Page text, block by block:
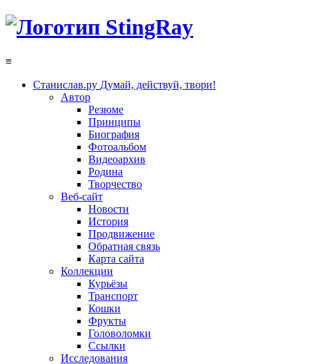
≡
Станислав.ру Думай, действуй, твори!
Автор
Резюме
Принципы
Биография
Фотоальбом
Видеоархив
Родина
Творчество
Веб-сайт
Новости
История
Продвижение
Обратная связь
Карта сайта
Коллекции
Курьёзы
Транспорт
Кошки
Фрукты
Головоломки
Ссылки
Исследования